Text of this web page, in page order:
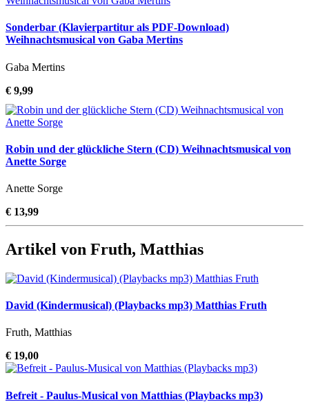
Sonderbar (Klavierpartitur als PDF-Download)
Weihnachtsmusical von Gaba Mertins
Gaba Mertins
€ 9,99
Robin und der glückliche Stern (CD) Weihnachtsmusical von
Anette Sorge
Anette Sorge
€ 13,99
Artikel von Fruth, Matthias
David (Kindermusical) (Playbacks mp3) Matthias Fruth
Fruth, Matthias
€ 19,00
Befreit - Paulus-Musical von Matthias (Playbacks mp3)